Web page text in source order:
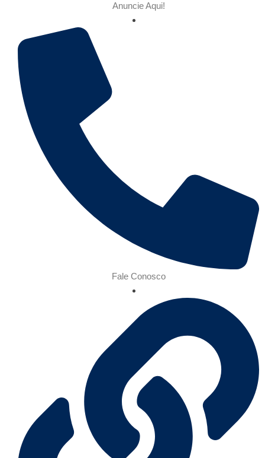
Anuncie Aqui!
Fale Conosco